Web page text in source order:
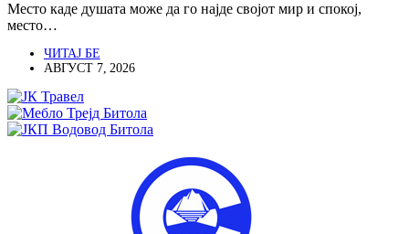
Место каде душата може да го најде својот мир и спокој,
место…
ЧИТАЈ БЕ
АВГУСТ 7, 2026